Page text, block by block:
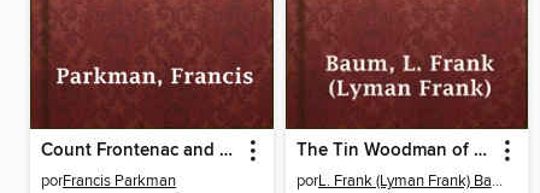
Count Frontenac and New France under Louis XIV
porFrancis Parkman
The Tin Woodman of Oz
por L. Frank (Lyman Frank) Baum